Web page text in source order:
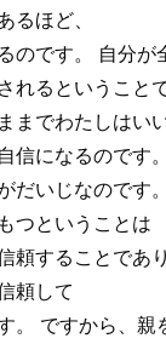
るほど、
のです。 自分が
れるということ
までわたしはい
信になるのです
だいじなのです
つということは
頼することであ
頼して
。 ですから、親